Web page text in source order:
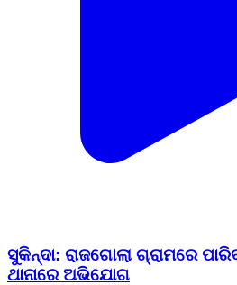
ସୁକିନ୍ଦା: ରାଜଗୋଲା ଗ୍ରାମରେ
ଥାନାରେ ଅଭିଯୋଗ